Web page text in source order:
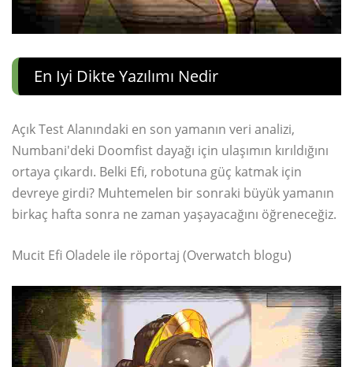
En Iyi Dikte Yazılımı Nedir
Açık Test Alanındaki en son yamanın veri analizi,
Numbani'deki Doomfist dayağı için ulaşımın kırıldığını
ortaya çıkardı. Belki Efi, robotuna güç katmak için
devreye girdi? Muhtemelen bir sonraki büyük yamanın
birkaç hafta sonra ne zaman yaşayacağını öğreneceğiz.
Mucit Efi Oladele ile röportaj (Overwatch blogu)